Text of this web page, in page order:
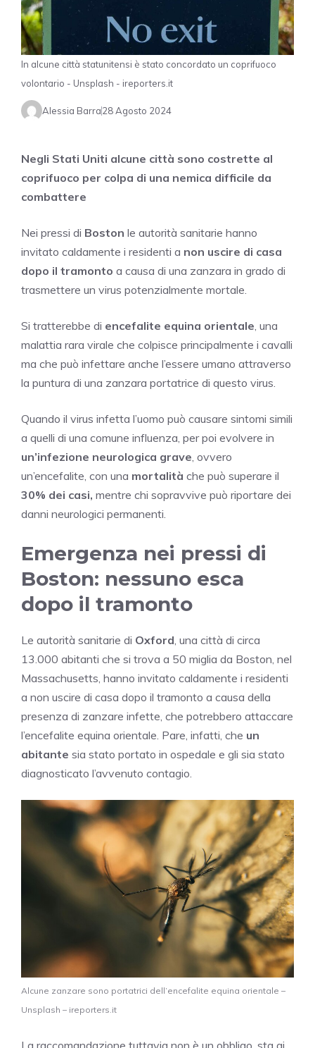
In alcune città statunitensi è stato concordato un coprifuoco
volontario - Unsplash - ireporters.it
Alessia Barra28 Agosto 2024
Negli Stati Uniti alcune città sono costrette al
coprifuoco per colpa di una nemica difficile da
combattere
Nei pressi di Boston le autorità sanitarie hanno
invitato caldamente i residenti a non uscire di casa
dopo il tramonto a causa di una zanzara in grado di
trasmettere un virus potenzialmente mortale.
Si tratterebbe di encefalite equina orientale, una
malattia rara virale che colpisce principalmente i cavalli
ma che può infettare anche l’essere umano attraverso
la puntura di una zanzara portatrice di questo virus.
Quando il virus infetta l’uomo può causare sintomi simili
a quelli di una comune influenza, per poi evolvere in
un’infezione neurologica grave, ovvero
un’encefalite, con una mortalità che può superare il
30% dei casi, mentre chi sopravvive può riportare dei
danni neurologici permanenti.
Emergenza nei pressi di
Boston: nessuno esca
dopo il tramonto
Le autorità sanitarie di Oxford, una città di circa
13.000 abitanti che si trova a 50 miglia da Boston, nel
Massachusetts, hanno invitato caldamente i residenti
a non uscire di casa dopo il tramonto a causa della
presenza di zanzare infette, che potrebbero attaccare
l’encefalite equina orientale. Pare, infatti, che un
abitante sia stato portato in ospedale e gli sia stato
diagnosticato l’avvenuto contagio.
Alcune zanzare sono portatrici dell’encefalite equina orientale –
Unsplash – ireporters.it
La raccomandazione tuttavia non è un obbligo, sta ai